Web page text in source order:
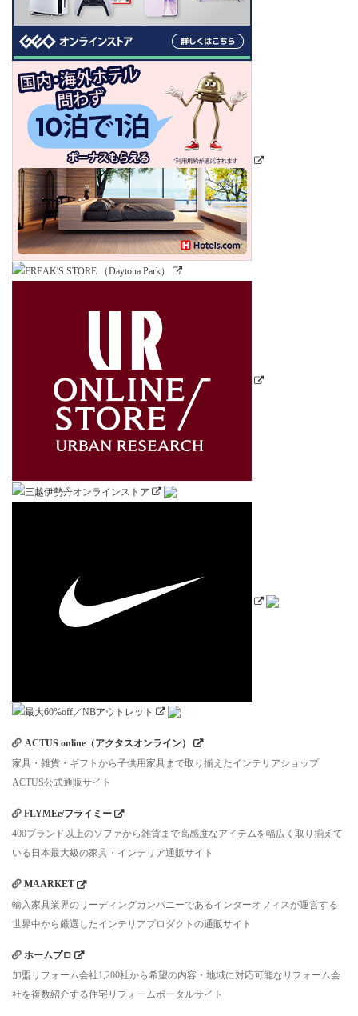
ACTUS online（アクタスオンライン）
家具・雑貨・ギフトから子供用家具まで取り揃えたインテリアショップ
ACTUS公式通販サイト
FLYMEe/フライミー
400ブランド以上のソファから雑貨まで高感度なアイテムを幅広く取り揃えて
いる日本最大級の家具・インテリア通販サイト
MAARKET
輸入家具業界のリーディングカンパニーであるインターオフィスが運営する
世界中から厳選したインテリアプロダクトの通販サイト
ホームプロ
加盟リフォーム会社1,200社から希望の内容・地域に対応可能なリフォーム会
社を複数紹介する住宅リフォームポータルサイト